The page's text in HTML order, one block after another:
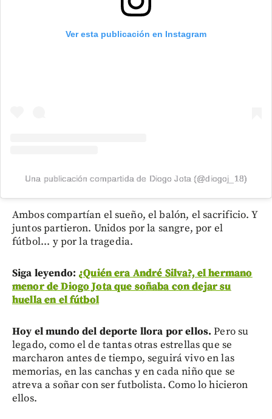
Ver esta publicación en Instagram
Una publicación compartida de Diogo Jota (@diogoj_18)
Ambos compartían el sueño, el balón, el sacrificio. Y
juntos partieron. Unidos por la sangre, por el
fútbol... y por la tragedia.
Siga leyendo: ¿Quién era André Silva?, el hermano
menor de Diogo Jota que soñaba con dejar su
huella en el fútbol
Hoy el mundo del deporte llora por ellos.Pero su
legado, como el de tantas otras estrellas que se
marcharon antes de tiempo, seguirá vivo en las
memorias, en las canchas y en cada niño que se
atreva a soñar con ser futbolista. Como lo hicieron
ellos.